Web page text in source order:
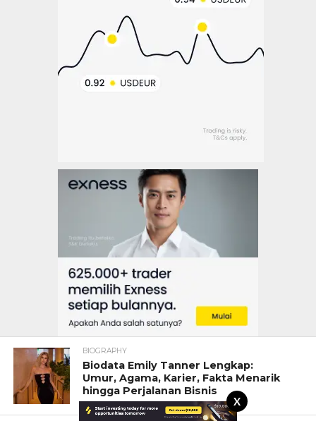
X
BIOGRAPHY
Biodata Emily Tanner Lengkap:
Umur, Agama, Karier, Fakta Menarik
hingga Perjalanan Bisnis